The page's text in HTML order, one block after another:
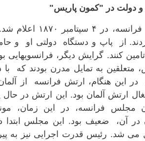
جمهوری سوم
از پاپ و دستگاه دولتی او و
کنند. گرایش دیگر،
متعلقین به تمایل مدرن بودند که
در این هنگام، ارتش فرانسه از
ارتش آلمان بود. این ارتش در
مجلس فرانسه، در این زمان،
در آن، ضعیف بود. این مجلس